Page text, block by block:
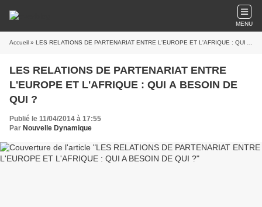
MENU
Accueil » LES RELATIONS DE PARTENARIAT ENTRE L'EUROPE ET L'AFRIQUE : QUI A BESOIN DE QUI ?
LES RELATIONS DE PARTENARIAT ENTRE
L'EUROPE ET L'AFRIQUE : QUI A BESOIN DE
QUI ?
Publié le 11/04/2014 à 17:55
Par Nouvelle Dynamique